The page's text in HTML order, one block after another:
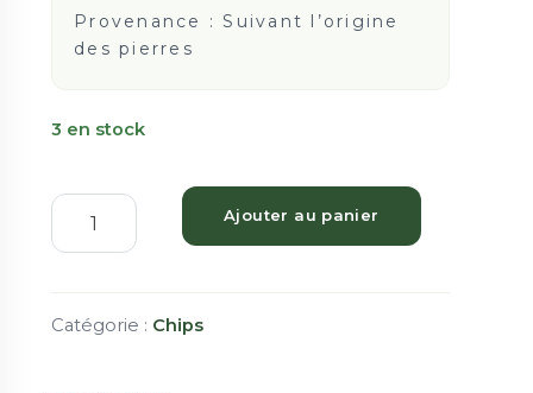
Provenance : Suivant l’origine
des pierres
3 en stock
Ajouter au panier
Catégorie : Chips